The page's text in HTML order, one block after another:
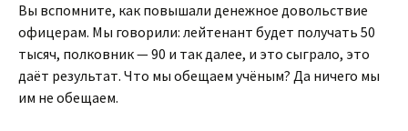
Вы вспомните, как повышали денежное довольствие
офицерам. Мы говорили: лейтенант будет получать 50
тысяч, полковник — 90 и так далее, и это сыграло, это
даёт результат. Что мы обещаем учёным? Да ничего мы
им не обещаем.